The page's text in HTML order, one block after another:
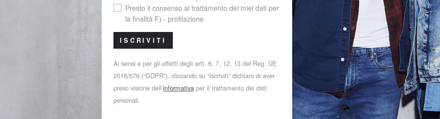
Presto il consenso al trattamento dei miei dati per
la finalità F) - profilazione
ISCRIVITI
Ai sensi e per gli effetti degli artt. 6, 7, 12, 13 del Reg. UE
2016/679 (“GDPR”), cliccando su “Iscriviti” dichiaro di aver
preso visione dell’informativa per il trattamento dei dati
personali.